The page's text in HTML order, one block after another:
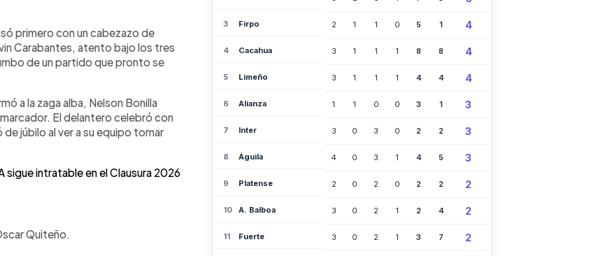
para los capitalinos con un
y se queda con 10
primero con un cabezazo de
Carabantes, atento bajo los tres
de un partido que pronto se
a la zaga alba, Nelson Bonilla
El delantero celebró con
júbilo al ver a su equipo tomar
sigue intratable en el Clausura 2026
Quiteño.